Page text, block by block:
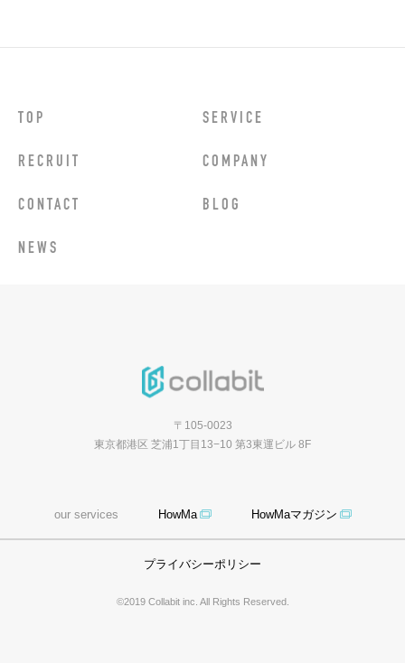
TOP SERVICE
RECRUIT COMPANY
CONTACT BLOG
NEWS
〒105-0023
東京都港区 芝浦1丁目13−10 第3東運ビル 8F
our services HowMa HowMaマガジン
プライバシーポリシー
©2019 Collabit inc. All Rights Reserved.